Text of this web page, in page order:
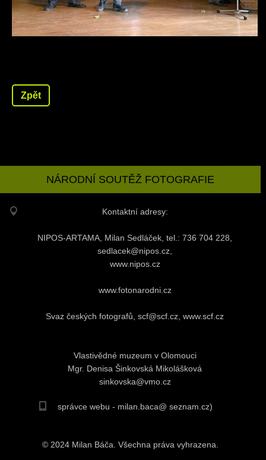
Zpět
NÁRODNÍ SOUTĚŽ FOTOGRAFIE
Kontaktní adresy:
NIPOS-ARTAMA, Milan Sedláček, tel.: 736 704 228,
sedlacek@nipos.cz,
www.nipos.cz
www.fotonarodni.cz
Svaz českých fotografů, scf@scf.cz, www.scf.cz
Vlastivědné muzeum v Olomouci
Mgr. Denisa Šinkovská Mikolášková
sinkovska@vmo.cz
správce webu - milan.baca@ seznam.cz)
© 2024 Milan Báča. Všechna práva vyhrazena.